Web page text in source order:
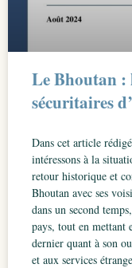
Le Bhoutan :
sécuritaires
Dans cet article
intéressons à la
retour historique et
Bhoutan avec ses
dans un second
pays, tout en mettant
dernier quant à son
et aux services